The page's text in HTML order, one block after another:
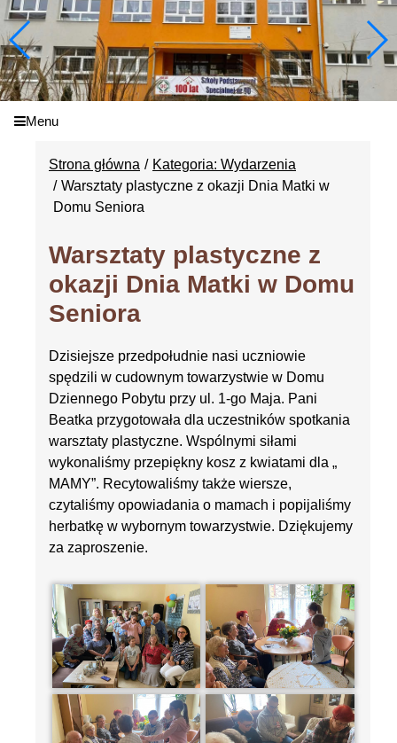
Menu
Strona główna
Kategoria: Wydarzenia
Warsztaty plastyczne z okazji Dnia Matki w
Domu Seniora
Warsztaty plastyczne z
okazji Dnia Matki w Domu
Seniora
Dzisiejsze przedpołudnie nasi uczniowie
spędzili w cudownym towarzystwie w Domu
Dziennego Pobytu przy ul. 1-go Maja. Pani
Beatka przygotowała dla uczestników spotkania
warsztaty plastyczne. Wspólnymi siłami
wykonaliśmy przepiękny kosz z kwiatami dla „
MAMY”. Recytowaliśmy także wiersze,
czytaliśmy opowiadania o mamach i popijaliśmy
herbatkę w wybornym towarzystwie. Dziękujemy
za zaproszenie.